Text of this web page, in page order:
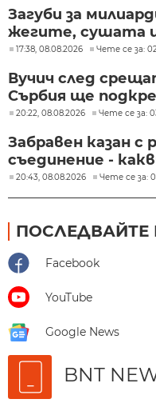
Загуби за
жегите, сушата
17:38, 08.08.2026 Чете се за:
Вучич след
Сърбия ще
20:22, 08.08.2026 Чете се за:
Забравен казан с
съединение -
20:43, 08.08.2026 Чете се за:
ПОСЛЕДВАЙТЕ
Facebook
YouTube
Google News
BNT